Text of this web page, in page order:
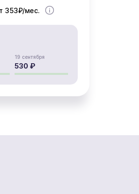
353₽/мес.
19 сентября
530 ₽